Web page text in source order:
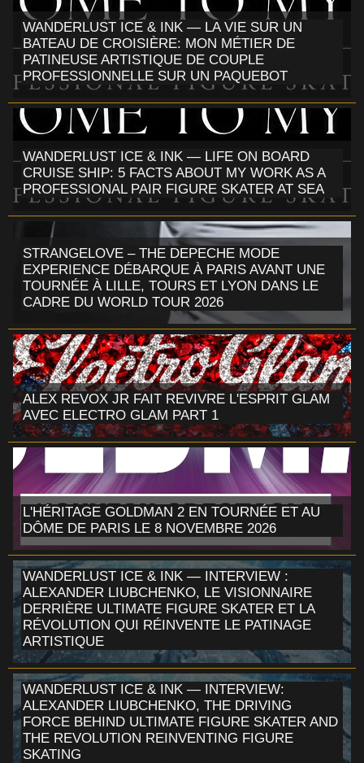
WANDERLUST ICE & INK — LA VIE SUR UN
BATEAU DE CROISIÈRE: MON MÉTIER DE
PATINEUSE ARTISTIQUE DE COUPLE
PROFESSIONNELLE SUR UN PAQUEBOT
WANDERLUST ICE & INK — LIFE ON BOARD
CRUISE SHIP: 5 FACTS ABOUT MY WORK AS A
PROFESSIONAL PAIR FIGURE SKATER AT SEA
STRANGELOVE – THE DEPECHE MODE
EXPERIENCE DÉBARQUE À PARIS AVANT UNE
TOURNÉE À LILLE, TOURS ET LYON DANS LE
CADRE DU WORLD TOUR 2026
ALEX REVOX JR FAIT REVIVRE L'ESPRIT GLAM
AVEC ELECTRO GLAM PART 1
L'HÉRITAGE GOLDMAN 2 EN TOURNÉE ET AU
DÔME DE PARIS LE 8 NOVEMBRE 2026
WANDERLUST ICE & INK — INTERVIEW :
ALEXANDER LIUBCHENKO, LE VISIONNAIRE
DERRIÈRE ULTIMATE FIGURE SKATER ET LA
RÉVOLUTION QUI RÉINVENTE LE PATINAGE
ARTISTIQUE
WANDERLUST ICE & INK — INTERVIEW:
ALEXANDER LIUBCHENKO, THE DRIVING
FORCE BEHIND ULTIMATE FIGURE SKATER AND
THE REVOLUTION REINVENTING FIGURE
SKATING